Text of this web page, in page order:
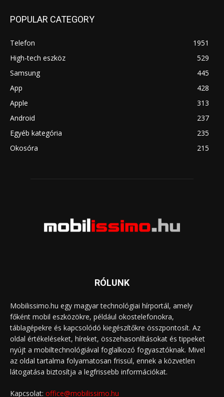
POPULAR CATEGORY
Telefon
1951
High-tech eszköz
529
Samsung
445
App
428
Apple
313
Android
237
Egyéb kategória
235
Okosóra
215
RÓLUNK
Mobilissimo.hu egy magyar technológiai hírportál, amely
főként mobil eszközökre, például okostelefonokra,
táblagépekre és kapcsolódó kiegészítőkre összpontosít. Az
oldal értékeléseket, híreket, összehasonlításokat és tippeket
nyújt a mobiltechnológiával foglalkozó fogyasztóknak. Mivel
az oldal tartalma folyamatosan frissül, ennek a közvetlen
látogatása biztosítja a legfrissebb információkat.
Kapcsolat: office@mobilissimo.hu